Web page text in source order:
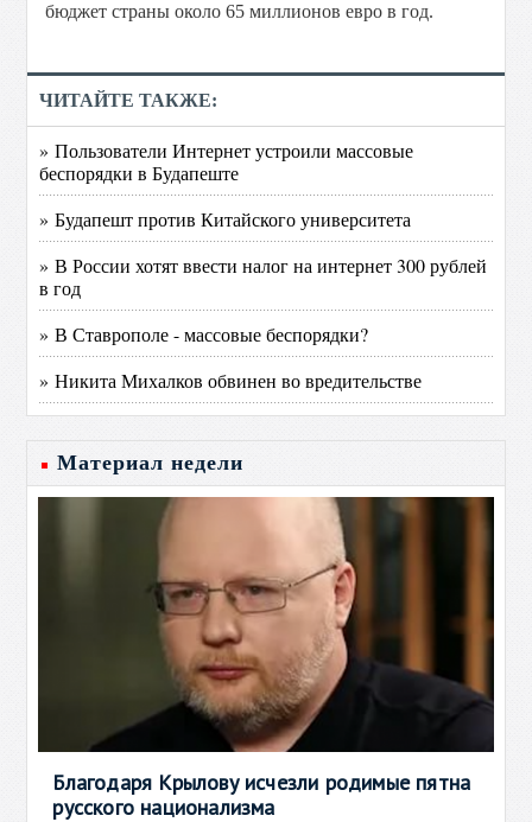
бюджет страны около 65 миллионов евро в год.
ЧИТАЙТЕ ТАКЖЕ:
» Пользователи Интернет устроили массовые
беспорядки в Будапеште
» Будапешт против Китайского университета
» В России хотят ввести налог на интернет 300 рублей
в год
» В Ставрополе - массовые беспорядки?
» Никита Михалков обвинен во вредительстве
Материал недели
Благодаря Крылову исчезли родимые пятна
русского национализма